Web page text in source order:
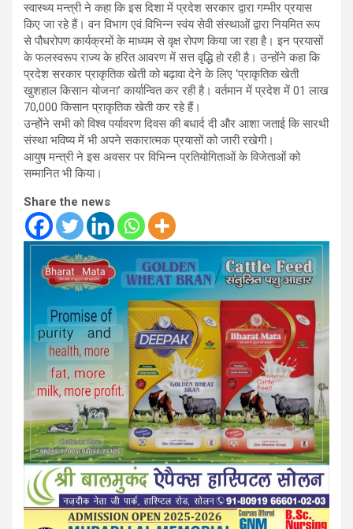
स्वास्थ्य मन्त्री ने कहा कि इस दिशा में प्रदेश सरकार द्वारा गम्भीर प्रयास
किए जा रहे हैं। वन विभाग एवं विभिन्न स्वंय सेवी संस्थाओं द्वारा नियमित रूप
से पौधरोपण कार्यक्रमों के माध्यम से वृक्ष रोपण किया जा रहा है। इन प्रयासों
के फलस्वरूप राज्य के हरित आवरण में सत्त वृद्धि हो रही है। उन्होंने कहा कि
प्रदेश सरकार प्राकृतिक खेती को बढ़ावा देने के लिए ‘प्राकृतिक खेती
खुशहाल किसान योजना’ कार्यान्वित कर रही है। वर्तमान में प्रदेश में 01 लाख
70,000 किसान प्राकृतिक खेती कर रहे हैं।
उन्होेंने सभी को विश्व पर्यावरण दिवस की बधार्द दी और आशा जताई कि सारथी
संस्था भविष्य में भी अपने सकारात्मक प्रयासों को जारी रखेगी।
आयुष मन्त्री ने इस अवसर पर विभिन्न प्रतियोगिताओं के विजेताओं को
सम्मानित भी किया।
Share the news